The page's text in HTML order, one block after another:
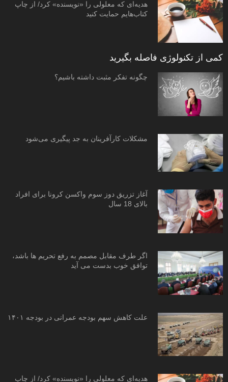
هدیه‌ای که معلولی را «نویسنده» کرد/ از چاپ
کتاب‌هایم حمایت کنید
کمی از تکنولوژی فاصله بگیرید
چگونه تفکر مثبت داشته باشیم؟
مشکلات کارآفرینان به جد پیگیری می‌شود
آغاز تزریق دوز سوم واکسن کرونا برای افراد
بالای 18 سال
اگر طرف مقابل مصمم به رفع تحریم ها باشد،
توافق خوب بدست می آید
علت کاهش سهم بودجه عمرانی در بودجه ۱۴۰۱
هدیه‌ای که معلولی را «نویسنده» کرد/ از چاپ